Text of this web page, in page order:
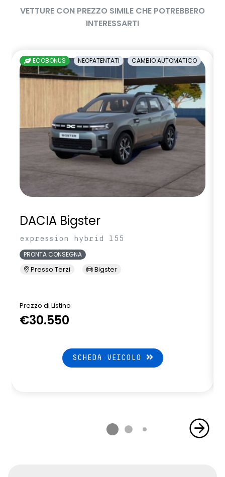
VETTURE CON PREZZO SIMILE CHE POTREBBERO
INTERESSARTI
ECOBONUS NEOPATENTATI CAMBIO AUTOMATICO
DACIA Bigster
expression hybrid 155
PRONTA CONSEGNA
Presso Terzi Bigster
Prezzo di Listino
€30.550
SCHEDA VEICOLO